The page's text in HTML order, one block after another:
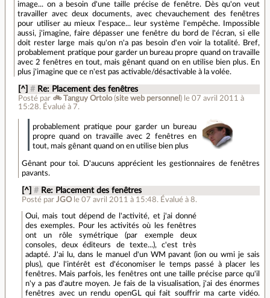
image... on a besoin d'une taille précise de fenêtre. Dès qu'on veut
travailler avec deux documents, avec chevauchement des fenêtres
pour utiliser au mieux l'espace... leur système l'empêche. Impossible
aussi, j'imagine, faire dépasser une fenêtre du bord de l'écran, si elle
doit rester large mais qu'on n'a pas besoin d'en voir la totalité. Bref,
probablement pratique pour garder un bureau propre quand on travaille
avec 2 fenêtres en tout, mais gênant quand on en utilise bien plus. En
plus j'imagine que ce n'est pas activable/désactivable à la volée.
[^] # Re: Placement des fenêtres
Posté par 🚲 Tanguy Ortolo(site web personnel ) le 07 avril 2011 à
15:28. Évalué à 7.
probablement pratique pour garder un bureau
propre quand on travaille avec 2 fenêtres en
tout, mais gênant quand on en utilise bien plus
Gênant pour toi. D'aucuns apprécient les gestionnaires de fenêtres
pavants.
[^] # Re: Placement des fenêtres
Posté parJGO le 07 avril 2011 à 15:48. Évalué à8.
Oui, mais tout dépend de l'activité, et j'ai donné
des exemples. Pour les activités où les fenêtres
ont un rôle symétrique (par exemple deux
consoles, deux éditeurs de texte...), c'est très
adapté. J'ai lu, dans le manuel d'un WM pavant (ion ou wmi je sais
plus), que l'intérêt est d'économiser le temps passé à placer les
fenêtres. Mais parfois, les fenêtres ont une taille précise parce qu'il
n'y a pas d'autre moyen. Je fais de la visualisation, j'ai des énormes
fenêtres avec un rendu openGL qui fait souffrir ma carte vidéo.